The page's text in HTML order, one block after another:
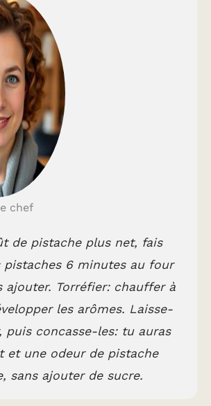
chef
de pistache plus net, fais
pistaches 6 minutes au four
ajouter. Torréfier: chauffer à
les arômes. Laisse-
puis concasse-les: tu auras
et une odeur de pistache
sans ajouter de sucre.